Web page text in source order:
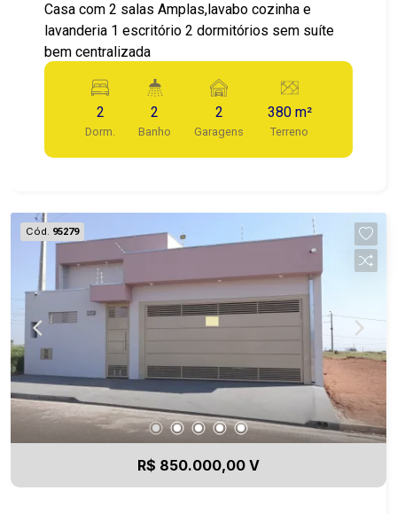
Casa com 2 salas Amplas,lavabo cozinha e
lavanderia 1 escritório 2 dormitórios sem suíte
bem centralizada
2
Dorm.
2
Banho
2
Garagens
380 m²
Terreno
Cód. 95279
R$ 850.000,00 V